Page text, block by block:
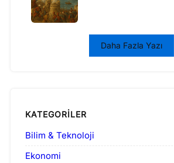
Daha Fazla Yazı
KATEGORILER
Bilim & Teknoloji
Ekonomi